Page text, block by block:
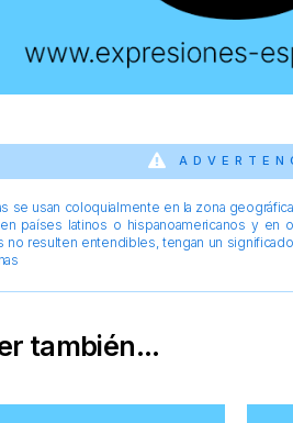
se usan coloquialmente en la zona
países latinos o hispanoamericanos y en
no resulten entendibles, tengan un
también...